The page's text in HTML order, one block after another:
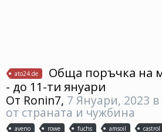
ato24.de
Обща поръчка на
- до 11-ти януари
От Ronin7, 7 Януари, 2023 в
от страната и чужбина
aveno rowe fuchs amsoil castrol